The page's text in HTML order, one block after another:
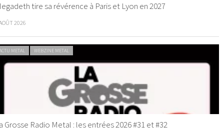
tire sa révérence à Paris et Lyon en 2027
2026
METAL WEBZINE METAL
Grosse Radio Metal : les entrées 2026 #31 et #32